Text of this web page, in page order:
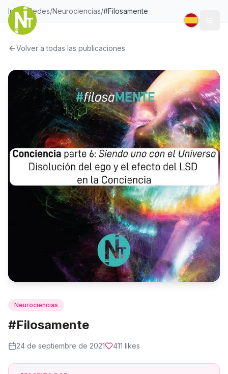
Inicio/Redes/Neurociencias/#Filosamente
Volver a todas las publicaciones
Neurociencias
#Filosamente
24 de septiembre de 2021 411 likes